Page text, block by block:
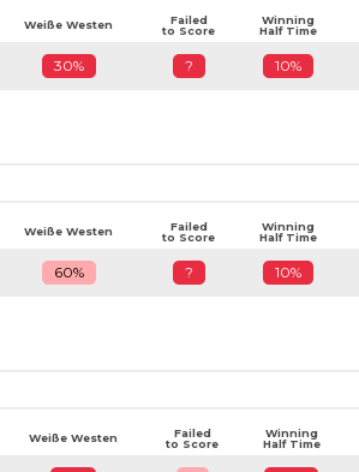
Weiße Westen
Failed
to Score
Winning
Half Time
30% ? 10%
Weiße Westen
Failed
to Score
Winning
Half Time
60% ? 10%
Weiße Westen
Failed
to Score
Winning
Half Time